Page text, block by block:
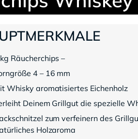
Räucherchips –
4 – 16 mm
Whisky aromatisiertes Eichenholz
Deinem Grillgut die spezielle
zum verfeinern des
Holzaroma